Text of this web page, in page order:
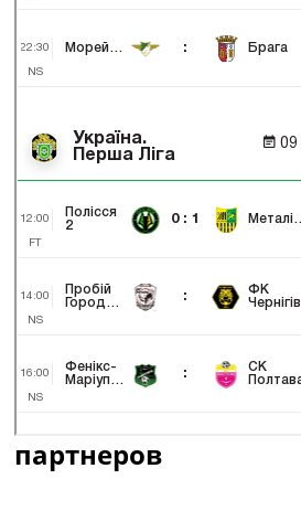
партнеров